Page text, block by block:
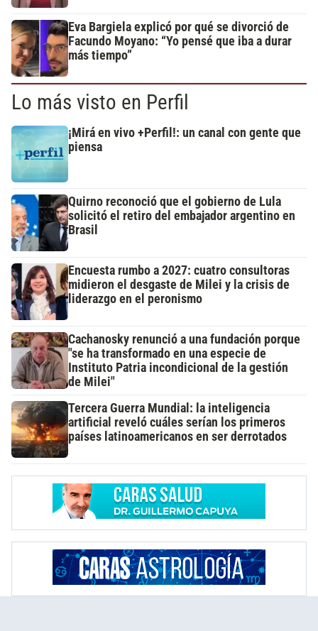
Eva Bargiela explicó por qué se divorció de
Facundo Moyano: “Yo pensé que iba a durar
más tiempo”
Lo más visto en Perfil
¡Mirá en vivo +Perfil!: un canal con gente que
piensa
Quirno reconoció que el gobierno de Lula
solicitó el retiro del embajador argentino en
Brasil
Encuesta rumbo a 2027: cuatro consultoras
midieron el desgaste de Milei y la crisis de
liderazgo en el peronismo
Cachanosky renunció a una fundación porque
"se ha transformado en una especie de
Instituto Patria incondicional de la gestión
de Milei"
Tercera Guerra Mundial: la inteligencia
artificial reveló cuáles serían los primeros
países latinoamericanos en ser derrotados